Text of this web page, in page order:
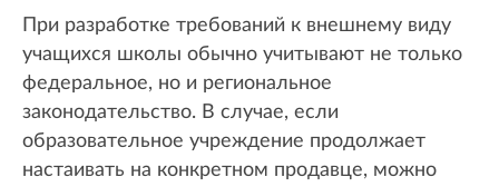
При разработке требований к внешнему виду
учащихся школы обычно учитывают не только
федеральное, но и региональное
законодательство. В случае, если
образовательное учреждение продолжает
настаивать на конкретном продавце, можно